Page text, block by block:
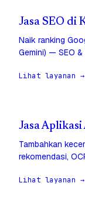
Jasa SEO di
Naik ranking
Gemini) — SEO &
Lihat layanan →
Jasa
Tambahkan
rekomendasi,
Lihat layanan →